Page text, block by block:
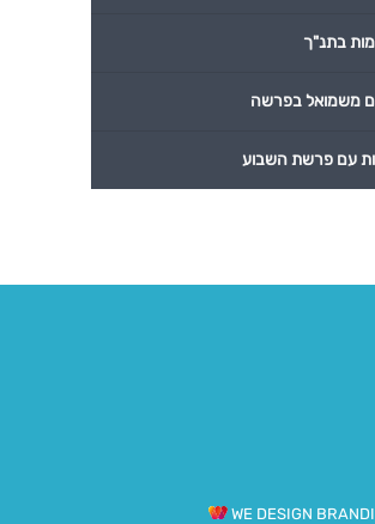
בתנ"ך
משמואל בפרשה
עם פרשת השבוע
WE DESIGN